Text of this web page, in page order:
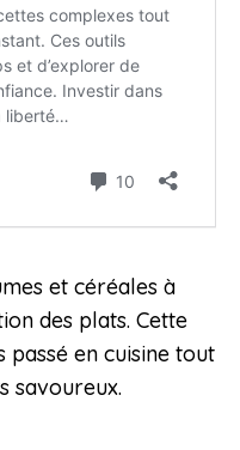
et céréales à
des plats. Cette
en cuisine tout
savoureux.